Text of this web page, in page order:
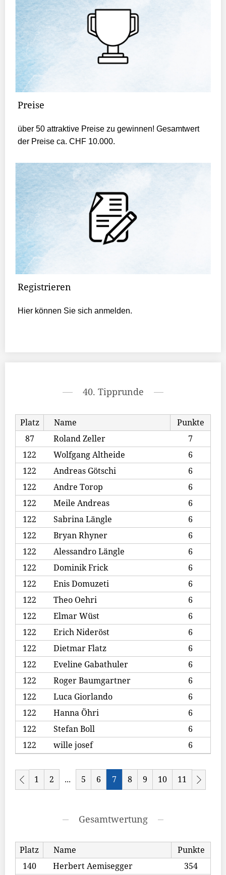
Preise
über 50 attraktive Preise zu gewinnen! Gesamtwert
der Preise ca. CHF 10.000.
Registrieren
Hier können Sie sich anmelden.
40. Tipprunde
Platz Name
Punkte
87
Roland Zeller
7
122
Wolfgang Altheide
6
122
Andreas Götschi
6
122
Andre Torop
6
122
Meile Andreas
6
122
Sabrina Längle
6
122
Bryan Rhyner
6
122
Alessandro Längle
6
122
Dominik Frick
6
122
Enis Domuzeti
6
122
Theo Oehri
6
122
Elmar Wüst
6
122
Erich Nideröst
6
122
Dietmar Flatz
6
122
Eveline Gabathuler
6
122
Roger Baumgartner
6
122
Luca Giorlando
6
122
Hanna Öhri
6
122
Stefan Boll
6
122
wille josef 6
1 2 ... 5 6 7 8 9 10 11
Gesamtwertung
Platz Name
Punkte
140
Herbert Aemisegger
354